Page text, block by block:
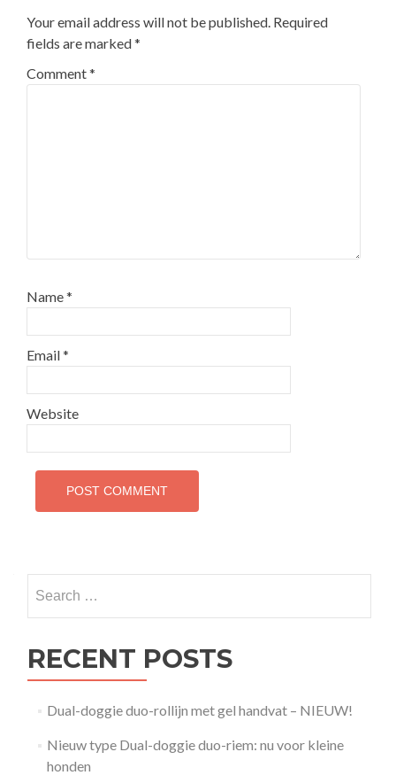
Your email address will not be published. Required
fields are marked*
Comment*
Name*
Email*
Website
for:
RECENT POSTS
Dual-doggie duo-rollijn met gel handvat – NIEUW!
Nieuw type Dual-doggie duo-riem: nu voor kleine
honden